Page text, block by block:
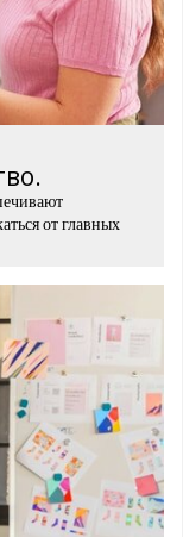
от главных